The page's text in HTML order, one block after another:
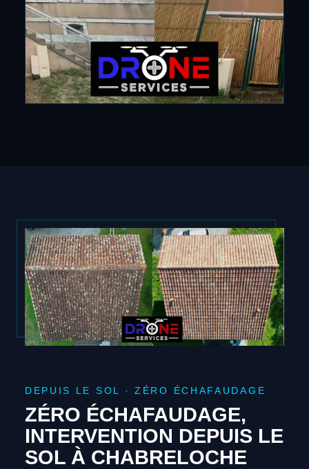
DEPUIS LE SOL · ZÉRO ÉCHAFAUDAGE
ZÉRO ÉCHAFAUDAGE,
INTERVENTION DEPUIS LE
SOL À CHABRELOCHE